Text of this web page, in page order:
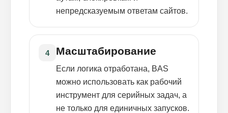
непредсказуемым ответам сайтов.
4 Масштабирование
Если логика отработана, BAS
можно использовать как рабочий
инструмент для серийных задач, а
не только для единичных запусков.